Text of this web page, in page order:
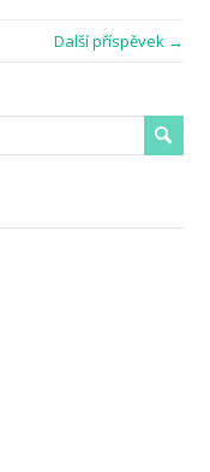
Další příspěvek →